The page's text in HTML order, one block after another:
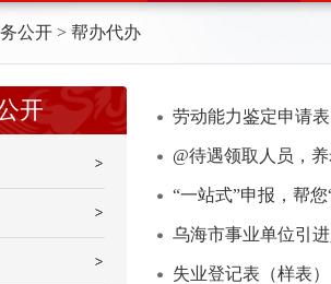
公开 > 帮办代办
开 劳动能力鉴定申请表
@待遇领取人员，
“一站式”申报，帮
乌海市事业单位引
失业登记表（样表）